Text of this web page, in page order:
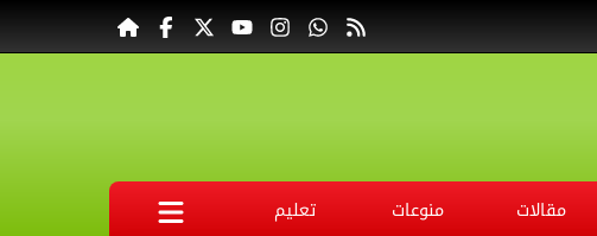
مقالات منوعات
تعليم